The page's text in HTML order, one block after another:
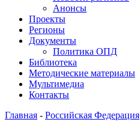
Анонсы
Проекты
Регионы
Документы
Политика ОПД
Библиотека
Методические материалы
Мультимедиа
Контакты
Главная - Российская Федерация